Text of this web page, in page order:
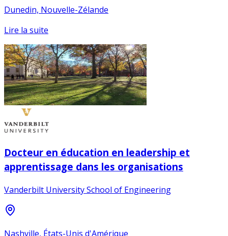
Dunedin, Nouvelle-Zélande
Lire la suite
Docteur en éducation en leadership et
apprentissage dans les organisations
Vanderbilt University School of Engineering
Nashville, États-Unis d'Amérique